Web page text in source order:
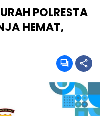
POLRESTA
HEMAT,